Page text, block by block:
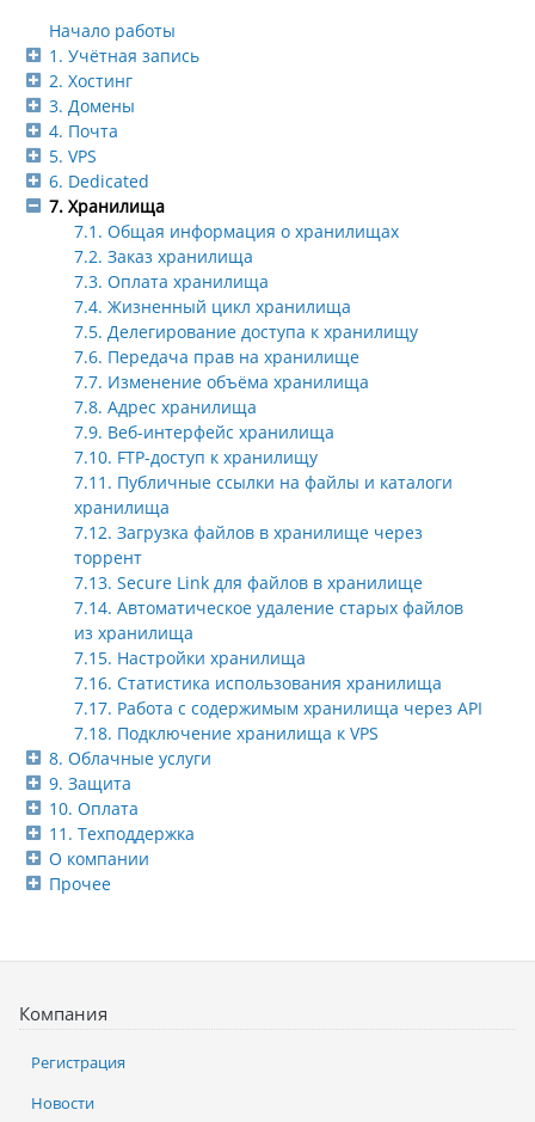
Начало работы
1. Учётная запись
2. Хостинг
3. Домены
4. Почта
5. VPS
6. Dedicated
7. Хранилища
7.1. Общая информация о хранилищах
7.2. Заказ хранилища
7.3. Оплата хранилища
7.4. Жизненный цикл хранилища
7.5. Делегирование доступа к хранилищу
7.6. Передача прав на хранилище
7.7. Изменение объёма хранилища
7.8. Адрес хранилища
7.9. Веб-интерфейс хранилища
7.10. FTP-доступ к хранилищу
7.11. Публичные ссылки на файлы и каталоги
хранилища
7.12. Загрузка файлов в хранилище через
торрент
7.13. Secure Link для файлов в хранилище
7.14. Автоматическое удаление старых файлов
из хранилища
7.15. Настройки хранилища
7.16. Статистика использования хранилища
7.17. Работа с содержимым хранилища через API
7.18. Подключение хранилища к VPS
8. Облачные услуги
9. Защита
10. Оплата
11. Техподдержка
О компании
Прочее
Компания
Регистрация
Новости